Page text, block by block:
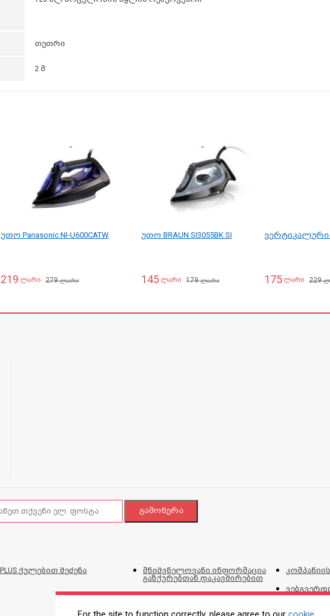
თეთრი
2 მ
უთო Panasonic NI-U600CATW
219 ლარი 279ლარი
უთო BRAUN SI3055BK SI
145 ლარი 179ლარი
ვერტიკალური
175 ლარი 229
PLUS ქულებით შეძენა მნიშვნელოვანი ინფორმაცია
გაზქურებთან დაკავშირებით
და